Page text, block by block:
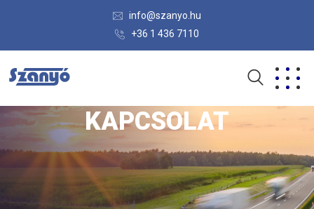
info@szanyo.hu
+36 1 436 7110
KAPCSOLAT